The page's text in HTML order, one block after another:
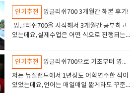
축해 나갈 수 있었습니다. 꺄~호 그리고 내가
바쁠때 수업연기가 자유로와서 수업을 아낌
없이 다받을수 있었구요첨삭서비스도 제공이
되어서 게시판에서 숙제를 주고 받고 영어에
케이션을 통한 인간관계의 중요한 부분을 깨
달을 수 있어서 기뻐요. (한국어로 커뮤니케이
션을 못해서 조용한 성격이었는데 영어로 소
통의 힘을 깨닫고 대화가 즐겁다는것이 아이
가 엄마는 별로라고 (웃어야 할지 울어야할지
ㅋㅋ) 선생님이 보고 싶다고 졸라서 화상영어
로 다시 돌아왔어요. 집에서 mp3 음원 파일
들으면서 진행시켜 볼수도 있지만 선생님 수
내서 감정과 인토네이션을 넣어서 책을 읽어
주고 아이랑 같이 발음하고 호흡맞추고 하는
것이 더 좋은 느낌이 들었어요주고받는 언어
인데 대화속에서 리액션 해주고 웃고 표현하
까 마음적으로도 든든했습니다나를 도와 주
시는 분이 있으니 계속 공부할수 있었던것 같
습니다.처음에는 수업을 빠지고 싶고 하기 싫
을때가 있었는데 꾸준히 공부하는 루틴으로
습니다.아침에 일어나서 공부하고 짬짬히 반
복해서 예습을 했고 선생님 만나서 정검하고
숙제를 했습니다.언어로 의사소통을 할 수 있
고, 그리고 상대방의 공감을 얻고 말을 주고
700 리뷰 : 네이버 블로그 (naver.com)​
에 그만두면 효과가 나오기 어렵다. 그래서 매
일 30분 정도만이라도 시간을 잡고 매일매일
하려고 하는 태도를 가지면 좋다즉... 좌절이
마중나오지 않게 무리를 하지 않는 범위에서
도 해야지 언젠가는 영어가 필요할때가 있을
꺼야 라는 생각으로 공부를 하면 좌절이라는
게 또 집앞에 찾아올수가 있다.일단...계획을
하는듯하였다 알고 보니 필리핀 유명 어학원
에서 직영으로 운영하는 서비스다 보니 선생
님 관리나 프로그램 관리가 엄격하다는 것을
알게 되었다. 내가 사정이 생겨 수업을 못할
로 할 수 있는 장치가 있고교재도 자체 교재라
서 비용이 발생하지 않는 점이 좋다 이제 3개
월이 지난 시점인데 한 3개월이 지난 시점에
는 오픽 수업과 동시에 파인보이 스 2를 진행
일 틀어주고원어민 선생님과 전화하다가 온
라인 화상영어가 더 좋아서 바꿨다고 했죠 .
아이가 영어를 원래 못했었는데 화상영어 하
고 자신감이 붙었는지중국어, 일본어도 배우
우리 아들도 그랬으면 좋겠네요 ~~ ^^공부하
고 있는 영상도 옆에서 봤는데 너무 잘해서
부럽기도 하고 많이 놀라웠어요 .. 그래서 어
디 화상영어 하고있냐고 물어봤는데잉글리쉬
다. 예전에는 기계쪽 전공이다보니 특히영어
를 좀 싫어하는 편이였고 고등학교 수업이나
TOEIC때문에 영어단어나 열심히 외우는 방
식으로 공부하다보니 사실 영어공부를 통해
만 잉글리쉬700에서 영어회화를 시작한 후
에"영어에 대한 인상"이 바뀌었습니다.제가
생각하는 것을 상대에게 영어로 전달하는 즐
거움을 느꼈고단어만 암기해서 4지선다형 문
어를 신청했다가얼마 못하고 말았던 경험이
있습니다. 별로 도움이 되지 않는다고 생각했
다가 그때의 실패경험으로 오랜만에 다시 화
아보다가 선택했습니다. 예전 경험을 통해서
제가 화상영어를 선택할때 이런~이런~ 곳으
로 알아봐야겠다라고 생각한 기준은 나름 명
확했는데요, 첫번째는 (매번 같은) 담당 강사
학원은 꽤 오래다녔지만, 따로 스피킹은 안해
서 그런지 대화는 한마디도 못했다.. 가끔 해
외에 놀러가도 외국인이랑 대화하기 긴장되
서 길묻기나 와이파이 비번 묻기도 힘들어서
해보자 하고 ​인터넷에 화상영어를 알아봤
다. 찾아보니 미국, 캐나다, 영국, 호주 출신
선생님들은 가격이 너무 비쌋다.. 금수저가아
니면 감당불가.. 그래서 찾아보니 필리핀 선생
인기추천
잉글리쉬700 3개월간 해본 후기!
잉글리쉬700을 시작해서 3개월간 공부하고
있는데요,실제수업은 어떤 식으로 진행되는
학생이고, 영어회화를 목적으로 신청하게 되
었습니다. 처음 전화로 문의를 드리니 지문형
테스트랑 무료스피킹레벨테스트를부담없이
해보라고 하시더라구요, 그래서 무료레벨테
인기추천
잉글리쉬700으로 기초부터 영어실력을...
저는 뉴질랜드에서 1년정도 어학연수한 적이
있었는데요,언어는 매일매일 짧게라도 꾸준